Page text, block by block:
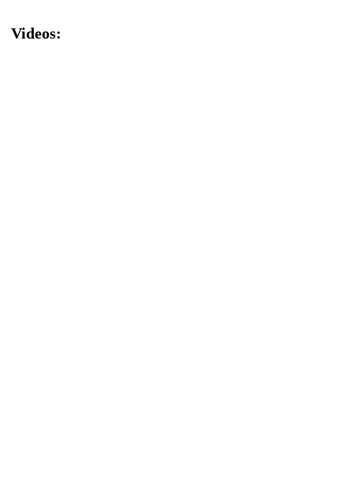
Videos: